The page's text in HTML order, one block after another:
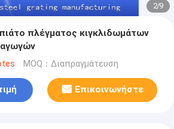
2/9
πλέγματος κιγκλιδωμάτων
MOQ：Διαπραγμάτευση
Επικοινωνήστε